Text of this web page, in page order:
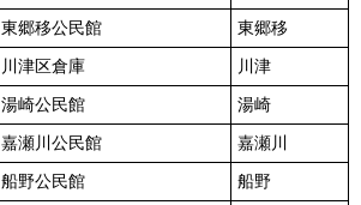
東郷移公民館 東郷移
川津区倉庫
川津
湯崎公民館
湯崎
嘉瀬川公民館
嘉瀬川
船野公民館
船野